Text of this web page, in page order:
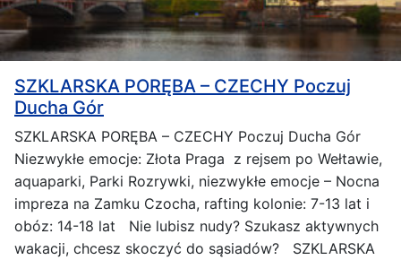
SZKLARSKA PORĘBA – CZECHY Poczuj
Ducha Gór
SZKLARSKA PORĘBA – CZECHY Poczuj Ducha Gór
Niezwykłe emocje: Złota Praga z rejsem po Wełtawie,
aquaparki, Parki Rozrywki, niezwykłe emocje – Nocna
impreza na Zamku Czocha, rafting kolonie: 7-13 lat i
obóz: 14-18 lat Nie lubisz nudy? Szukasz aktywnych
wakacji, chcesz skoczyć do sąsiadów? SZKLARSKA